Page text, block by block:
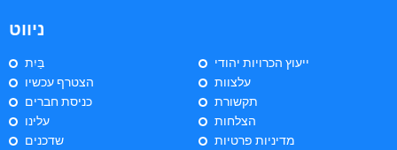
ניווט
בַּיִת
הצטרף עכשיו
כניסת חברים
עלינו
שדכנים
ייעוץ הכרויות יהודי
עלצוות
תקשורת
הצלחות
מדיניות פרטיות